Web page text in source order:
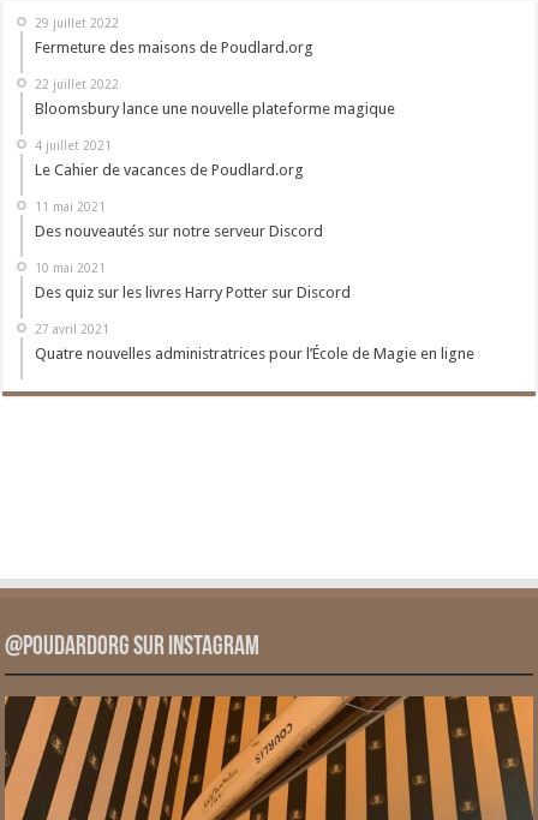
29 juillet 2022
Fermeture des maisons de Poudlard.org
22 juillet 2022
Bloomsbury lance une nouvelle plateforme magique
4 juillet 2021
Le Cahier de vacances de Poudlard.org
11 mai 2021
Des nouveautés sur notre serveur Discord
10 mai 2021
Des quiz sur les livres Harry Potter sur Discord
27 avril 2021
Quatre nouvelles administratrices pour l’École de Magie en ligne
@PoudardOrg sur Instagram